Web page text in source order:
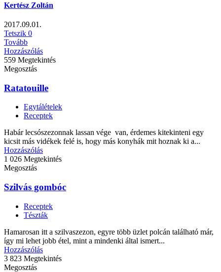
Kertész Zoltán
2017.09.01.
Tetszik 0
Tovább
Hozzászólás
559 Megtekintés
Megosztás
Ratatouille
Egytálételek
Receptek
Habár lecsószezonnak lassan vége van, érdemes kitekinteni egy
kicsit más vidékek felé is, hogy más konyhák mit hoznak ki a...
Hozzászólás
1 026 Megtekintés
Megosztás
Szilvás gombóc
Receptek
Tészták
Hamarosan itt a szilvaszezon, egyre több üzlet polcán található már,
így mi lehet jobb étel, mint a mindenki által ismert...
Hozzászólás
3 823 Megtekintés
Megosztás